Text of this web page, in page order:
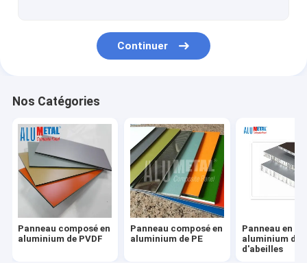
Feuille en aluminium peinte
Feuille en aluminium de revêtement
Panneau composé en aluminium en bois
Panneau composé en aluminium de marbre
panneau en pierre de nid d'abeilles
Continuer
Nos Catégories
Panneau composé en
aluminium de PVDF
Panneau composé en
aluminium de PE
Panneau en
aluminium de
d'abeilles